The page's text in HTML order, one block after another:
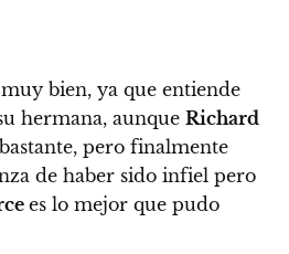
bien, ya que entiende
hermana, aunque Richard
pero finalmente
de haber sido infiel pero
es lo mejor que pudo